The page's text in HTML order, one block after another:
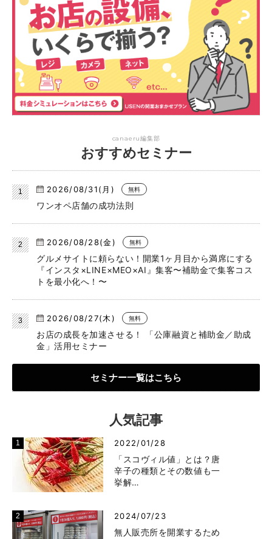
canaeru編集部
おすすめセミナー
2026/08/31(月) 無料
ワンオペ店舗の成功法則
2026/08/28(金) 無料
グルメサイトに頼らない！開業1ヶ月目から満席にする
『インスタ×LINE×MEO×AI』集客〜補助金で集客コス
トを最小化へ！〜
2026/08/27(木) 無料
お店の成長を加速させる！ 「公庫融資と補助金／助成
金」活用セミナー
セミナー一覧はこちら
人気記事
2022/01/28
「スコヴィル値」とは？唐
辛子の種類とその数値も一
挙解…
2024/07/23
無人販売所を開業するため